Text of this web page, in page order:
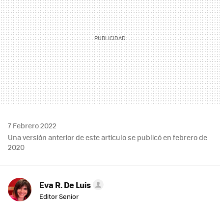
7 Febrero 2022
Una versión anterior de este artículo se publicó en febrero de
2020
Eva R. De Luis
Editor Senior